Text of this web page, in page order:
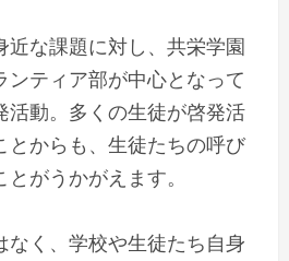
近な課題に対し、共栄学園
ンティア部が中心となって
活動。多くの生徒が啓発活
とからも、生徒たちの呼び
がうかがえます。
なく、学校や生徒たち自身